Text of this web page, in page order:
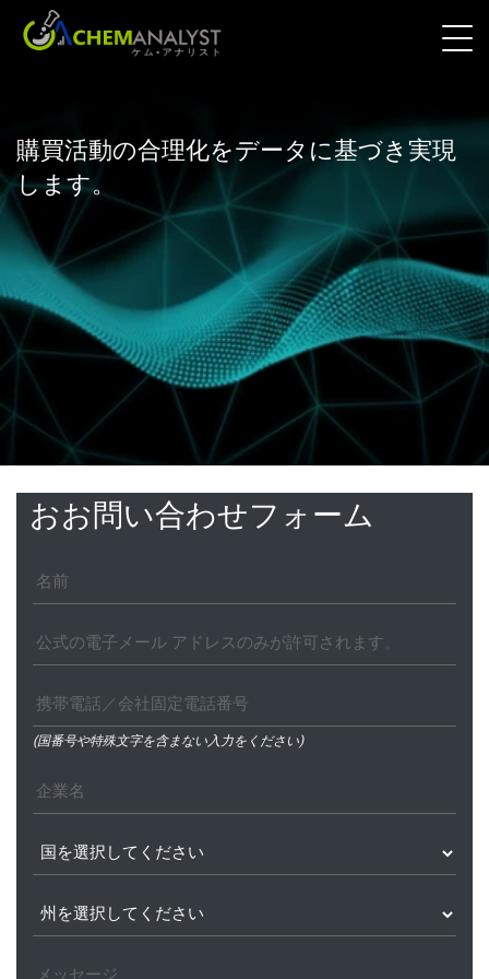
購買活動の合理化をデータに基づき実現
します。
おお問い合わせフォーム
(国番号や特殊文字を含まない入力をください)